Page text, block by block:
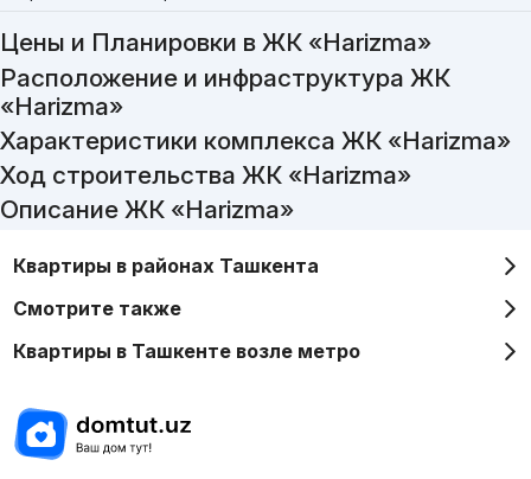
Цены и Планировки в ЖК «Harizma»
Расположение и инфраструктура ЖК
«Harizma»
Характеристики комплекса ЖК «Harizma»
Ход строительства ЖК «Harizma»
Описание ЖК «Harizma»
Квартиры в районах Ташкента
Смотрите также
Квартиры в Ташкенте возле метро